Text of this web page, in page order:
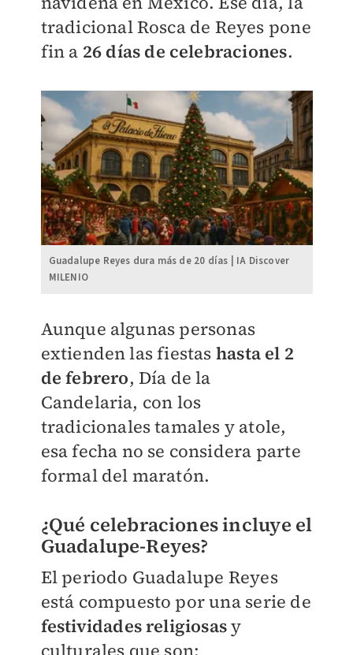
tradicional Rosca de Reyes pone
fin a 26 días de celebraciones.
Guadalupe Reyes dura más de 20 días | IA Discover
MILENIO
Aunque algunas personas
extienden las fiestas hasta el 2
de febrero, Día de la
Candelaria, con los
tradicionales tamales y atole,
esa fecha no se considera parte
formal del maratón.
¿Qué celebraciones incluye el
Guadalupe-Reyes?
El periodo Guadalupe Reyes
está compuesto por una serie de
festividades religiosasy
culturales que son: